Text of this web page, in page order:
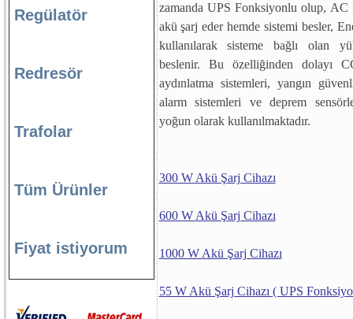
Regülatör
Redresör
Trafolar
Tüm Ürünler
Fiyat istiyorum
zamanda UPS Fonksiyonlu olup,
akü şarj eder hemde sistemi besler,
kullanılarak sisteme bağlı olan
beslenir. Bu özelliğinden dolayı
aydınlatma sistemleri, yangın
alarm sistemleri ve deprem
yoğun olarak kullanılmaktadır.
300 W Akü Şarj Cihazı
600 W Akü Şarj Cihazı
1000 W Akü Şarj Cihazı
55 W Akü Şarj Cihazı ( UPS